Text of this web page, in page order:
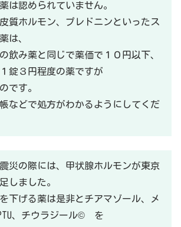
は認められていません。
質ホルモン、プレドニンといったス
は、
飲み薬と同じで薬価で１０円以下、
錠３円程度の薬ですが
です。
などで処方がわかるようにしてくだ
災の際には、甲状腺ホルモンが東京
しました。
下げる薬は是非とチアマゾール、メ
、チウラジール© を